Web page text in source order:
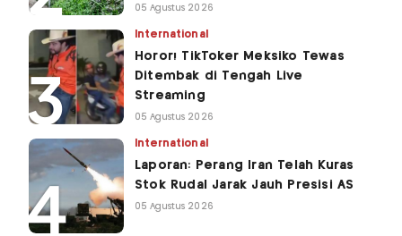
05 Agustus 2026
International
Horor! TikToker Meksiko Tewas
Ditembak di Tengah Live
Streaming
05 Agustus 2026
International
Laporan: Perang Iran Telah Kuras
Stok Rudal Jarak Jauh Presisi AS
05 Agustus 2026